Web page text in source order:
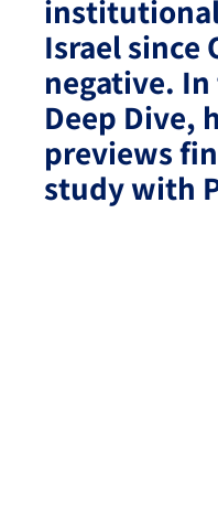
Israel since
negative.
Deep Dive,
previews
study with